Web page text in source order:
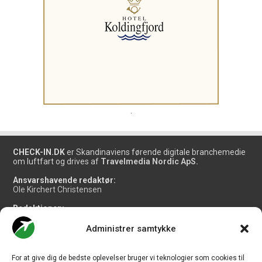
Administrer samtykke
For at give dig de bedste oplevelser bruger vi teknologier som cookies til
CHECK-IN.DK er Skandinaviens førende digitale branchemedie
om luftfart og drives af Travelmedia Nordic ApS.
Ansvarshavende redaktør:
Ole Kirchert Christensen
Redaktionen:
Christian Granhøj Skouboe
Henrik Baumgarten
Danny Longhi Andreasen